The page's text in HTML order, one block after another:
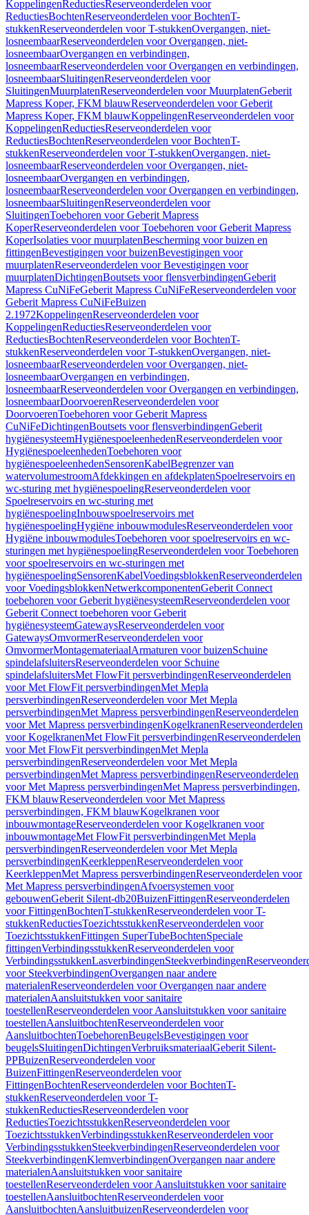
KoppelingenReductiesReserveonderdelen voor
ReductiesBochtenReserveonderdelen voor BochtenT-
stukkenReserveonderdelen voor T-stukkenOvergangen, niet-
losneembaarReserveonderdelen voor Overgangen, niet-
losneembaarOvergangen en verbindingen,
losneembaarReserveonderdelen voor Overgangen en verbindingen,
losneembaarSluitingenReserveonderdelen voor
SluitingenMuurplatenReserveonderdelen voor MuurplatenGeberit
Mapress Koper, FKM blauwReserveonderdelen voor Geberit
Mapress Koper, FKM blauwKoppelingenReserveonderdelen voor
KoppelingenReductiesReserveonderdelen voor
ReductiesBochtenReserveonderdelen voor BochtenT-
stukkenReserveonderdelen voor T-stukkenOvergangen, niet-
losneembaarReserveonderdelen voor Overgangen, niet-
losneembaarOvergangen en verbindingen,
losneembaarReserveonderdelen voor Overgangen en verbindingen,
losneembaarSluitingenReserveonderdelen voor
SluitingenToebehoren voor Geberit Mapress
KoperReserveonderdelen voor Toebehoren voor Geberit Mapress
KoperIsolaties voor muurplatenBescherming voor buizen en
fittingenBevestigingen voor buizenBevestigingen voor
muurplatenReserveonderdelen voor Bevestigingen voor
muurplatenDichtingenBoutsets voor flensverbindingenGeberit
Mapress CuNiFeGeberit Mapress CuNiFeReserveonderdelen voor
Geberit Mapress CuNiFeBuizen
2.1972KoppelingenReserveonderdelen voor
KoppelingenReductiesReserveonderdelen voor
ReductiesBochtenReserveonderdelen voor BochtenT-
stukkenReserveonderdelen voor T-stukkenOvergangen, niet-
losneembaarReserveonderdelen voor Overgangen, niet-
losneembaarOvergangen en verbindingen,
losneembaarReserveonderdelen voor Overgangen en verbindingen,
losneembaarDoorvoerenReserveonderdelen voor
DoorvoerenToebehoren voor Geberit Mapress
CuNiFeDichtingenBoutsets voor flensverbindingenGeberit
hygiënesysteemHygiënespoeleenhedenReserveonderdelen voor
HygiënespoeleenhedenToebehoren voor
hygiënespoeleenhedenSensorenKabelBegrenzer van
watervolumestroomAfdekkingen en afdekplatenSpoelreservoirs en
wc-sturing met hygiënespoelingReserveonderdelen voor
Spoelreservoirs en wc-sturing met
hygiënespoelingInbouwspoelreservoirs met
hygiënespoelingHygiëne inbouwmodulesReserveonderdelen voor
Hygiëne inbouwmodulesToebehoren voor spoelreservoirs en wc-
sturingen met hygiënespoelingReserveonderdelen voor Toebehoren
voor spoelreservoirs en wc-sturingen met
hygiënespoelingSensorenKabelVoedingsblokkenReserveonderdelen
voor VoedingsblokkenNetwerkcomponentenGeberit Connect
toebehoren voor Geberit hygiënesysteemReserveonderdelen voor
Geberit Connect toebehoren voor Geberit
hygiënesysteemGatewaysReserveonderdelen voor
GatewaysOmvormerReserveonderdelen voor
OmvormerMontagemateriaalArmaturen voor buizenSchuine
spindelafsluitersReserveonderdelen voor Schuine
spindelafsluitersMet FlowFit persverbindingenReserveonderdelen
voor Met FlowFit persverbindingenMet Mepla
persverbindingenReserveonderdelen voor Met Mepla
persverbindingenMet Mapress persverbindingenReserveonderdelen
voor Met Mapress persverbindingenKogelkranenReserveonderdelen
voor KogelkranenMet FlowFit persverbindingenReserveonderdelen
voor Met FlowFit persverbindingenMet Mepla
persverbindingenReserveonderdelen voor Met Mepla
persverbindingenMet Mapress persverbindingenReserveonderdelen
voor Met Mapress persverbindingenMet Mapress persverbindingen,
FKM blauwReserveonderdelen voor Met Mapress
persverbindingen, FKM blauwKogelkranen voor
inbouwmontageReserveonderdelen voor Kogelkranen voor
inbouwmontageMet FlowFit persverbindingenMet Mepla
persverbindingenReserveonderdelen voor Met Mepla
persverbindingenKeerkleppenReserveonderdelen voor
KeerkleppenMet Mapress persverbindingenReserveonderdelen voor
Met Mapress persverbindingenAfvoersystemen voor
gebouwenGeberit Silent-db20BuizenFittingenReserveonderdelen
voor FittingenBochtenT-stukkenReserveonderdelen voor T-
stukkenReductiesToezichtsstukkenReserveonderdelen voor
ToezichtsstukkenFittingen SuperTubeBochtenSpeciale
fittingenVerbindingsstukkenReserveonderdelen voor
VerbindingsstukkenLasverbindingenSteekverbindingen
voor SteekverbindingenOvergangen naar andere
materialenReserveonderdelen voor Overgangen naar andere
materialenAansluitstukken voor sanitaire
toestellenReserveonderdelen voor Aansluitstukken voor sanitaire
toestellenAansluitbochtenReserveonderdelen voor
AansluitbochtenToebehorenBeugelsBevestigingen voor
beugelsSluitingenDichtingenVerbruiksmateriaalGeberit Silent-
PPBuizenReserveonderdelen voor
BuizenFittingenReserveonderdelen voor
FittingenBochtenReserveonderdelen voor BochtenT-
stukkenReserveonderdelen voor T-
stukkenReductiesReserveonderdelen voor
ReductiesToezichtsstukkenReserveonderdelen voor
ToezichtsstukkenVerbindingsstukkenReserveonderdelen voor
VerbindingsstukkenSteekverbindingenReserveonderdelen voor
SteekverbindingenKlemverbindingenOvergangen naar andere
materialenAansluitstukken voor sanitaire
toestellenReserveonderdelen voor Aansluitstukken voor sanitaire
toestellenAansluitbochtenReserveonderdelen voor
AansluitbochtenAansluitbuizenReserveonderdelen voor